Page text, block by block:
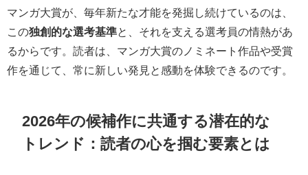
マンガ大賞が、毎年新たな才能を発掘し続けているのは、
この独創的な選考基準と、それを支える選考員の情熱があ
るからです。読者は、マンガ大賞のノミネート作品や受賞
作を通じて、常に新しい発見と感動を体験できるのです。
2026年の候補作に共通する潜在的な
トレンド：読者の心を掴む要素とは